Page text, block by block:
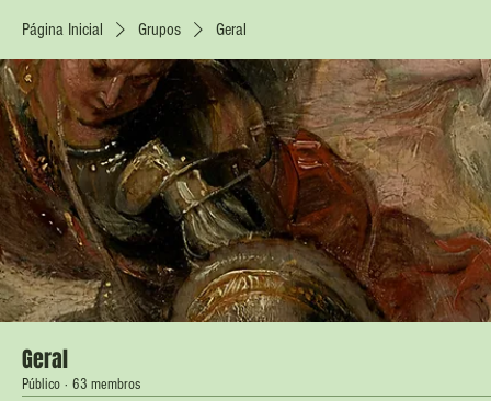
Página Inicial Grupos Geral
Geral
Público · 63 membros